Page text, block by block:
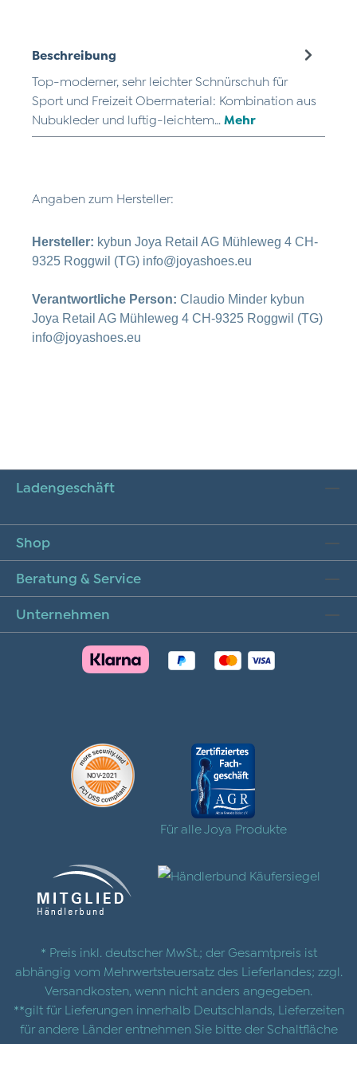
Beschreibung
Top-moderner, sehr leichter Schnürschuh für
Sport und Freizeit Obermaterial: Kombination aus
Nubukleder und luftig-leichtem… Mehr
Angaben zum Hersteller:
Hersteller: kybun Joya Retail AG Mühleweg 4 CH-
9325 Roggwil (TG) info@joyashoes.eu
Verantwortliche Person: Claudio Minder kybun
Joya Retail AG Mühleweg 4 CH-9325 Roggwil (TG)
info@joyashoes.eu
Ladengeschäft
Shop
Beratung & Service
Unternehmen
Für alle Joya Produkte
* Preis inkl. deutscher MwSt.; der Gesamtpreis ist
abhängig vom Mehrwertsteuersatz des Lieferlandes; zzgl.
Versandkosten , wenn nicht anders angegeben.
**gilt für Lieferungen innerhalb Deutschlands, Lieferzeiten
für andere Länder entnehmen Sie bitte der Schaltfläche
mit denVersandinformationen